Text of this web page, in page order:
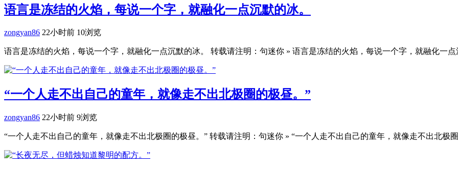
语言是冻结的火焰，每说一个字，就融化一点沉默的冰。
zongyan86 22小时前 10浏览
语言是冻结的火焰，每说一个字，就融化一点沉默的冰。 转载请注明：句迷你 » 语言是冻结的火焰，每说一个字，就融化一点
“一个人走不出自己的童年，就像走不出北极圈的极昼。”
zongyan86 22小时前 9浏览
“一个人走不出自己的童年，就像走不出北极圈的极昼。” 转载请注明：句迷你 » “一个人走不出自己的童年，就像走不出北极